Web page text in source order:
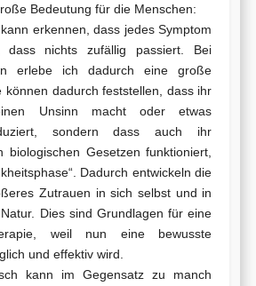
Bedeutung für die Menschen:
erkennen, dass jedes Symptom
nichts zufällig passiert. Bei
erlebe ich dadurch eine große
können dadurch feststellen, dass ihr
Unsinn macht oder etwas
sondern dass auch ihr
biologischen Gesetzen funktioniert,
Dadurch entwickeln die
Zutrauen in sich selbst und in
Dies sind Grundlagen für eine
weil nun eine bewusste
und effektiv wird.
kann im Gegensatz zu manch